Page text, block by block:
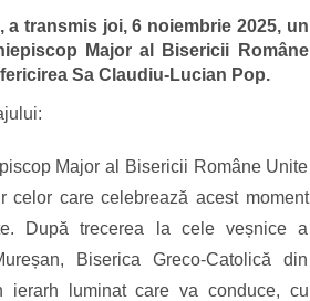
a transmis joi, 6 noiembrie 2025, un
Major al Bisericii Române
Sa Claudiu-Lucian Pop.
Major al Bisericii Române Unite
celor care celebrează acest moment
După trecerea la cele veșnice a
Biserica Greco-Catolică din
ierarh luminat care va conduce, cu